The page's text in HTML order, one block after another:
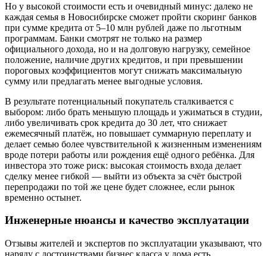
Но у высокой стоимости есть и очевидный минус: далеко не
каждая семья в Новосибирске сможет пройти скоринг банков
при сумме кредита от 5–10 млн рублей даже по льготным
программам. Банки смотрят не только на размер
официального дохода, но и на долговую нагрузку, семейное
положение, наличие других кредитов, и при превышении
пороговых коэффициентов могут снижать максимальную
сумму или предлагать менее выгодные условия.
В результате потенциальный покупатель сталкивается с
выбором: либо брать меньшую площадь и ужиматься в студии,
либо увеличивать срок кредита до 30 лет, что снижает
ежемесячный платёж, но повышает суммарную переплату и
делает семью более чувствительной к жизненным изменениям
вроде потери работы или рождения ещё одного ребёнка. Для
инвестора это тоже риск: высокая стоимость входа делает
сделку менее гибкой — выйти из объекта за счёт быстрой
перепродажи по той же цене будет сложнее, если рынок
временно остынет.
Инженерные нюансы и качество эксплуатации
Отзывы жителей и экспертов по эксплуатации указывают, что